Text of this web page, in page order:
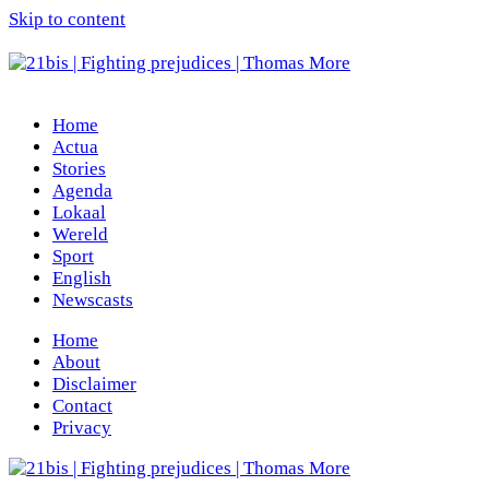
Skip to content
Home
Actua
Stories
Agenda
Lokaal
Wereld
Sport
English
Newscasts
Home
About
Disclaimer
Contact
Privacy